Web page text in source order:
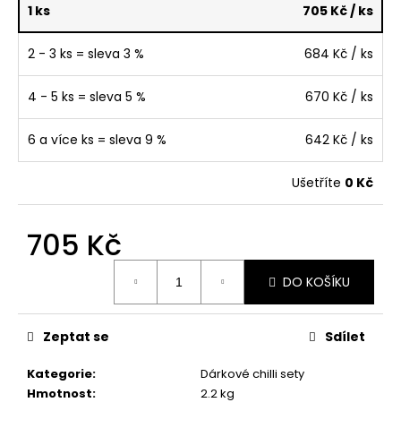
1 ks 705 Kč/ ks
2 - 3 ks = sleva 3 % 684 Kč / ks
4 - 5 ks = sleva 5 % 670 Kč / ks
6 a více ks = sleva 9 % 642 Kč / ks
Ušetříte 0 Kč
705 Kč
DO KOŠÍKU
Kategorie:
Dárkové chilli sety
Hmotnost: 2.2 kg
Zeptat se Sdílet
D
o
p
u
č
j
e
m
CHILLI
SET
KOŘENÍ
395
Kč
Původně: